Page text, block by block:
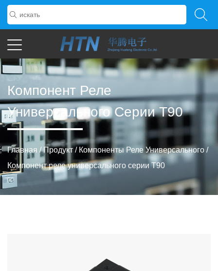
Компонент Реле
Универсального Серии T90
Главная /Продукт / Компоненты Реле Универсального /
Компонент реле универсального серии T90